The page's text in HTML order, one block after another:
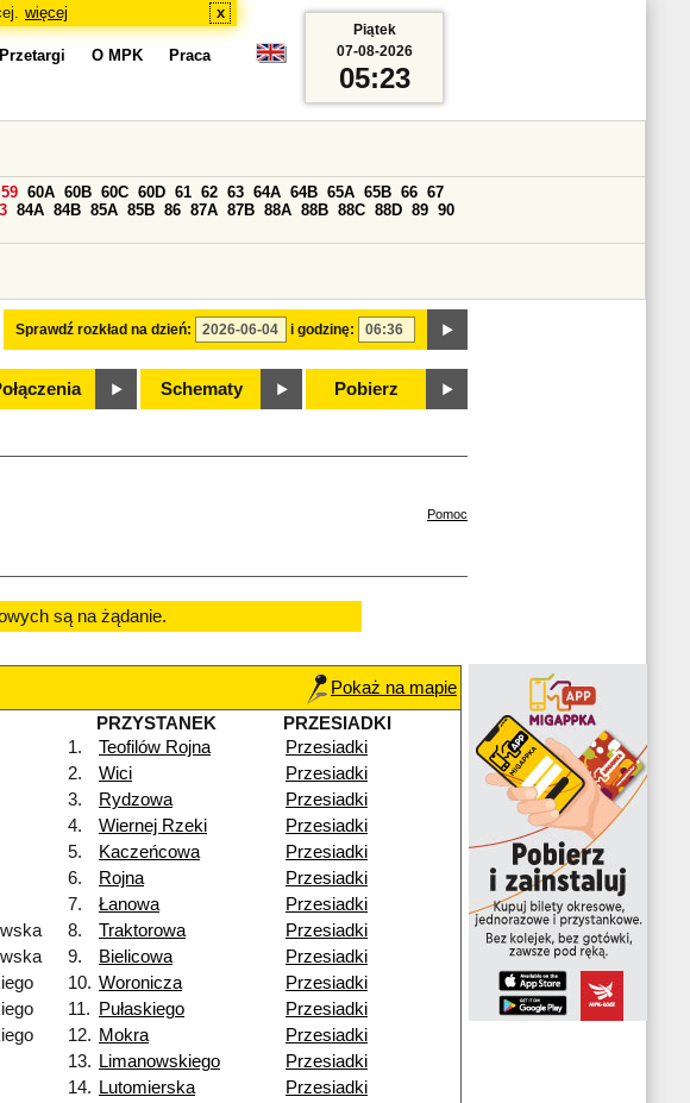
więcej x
Przetargi O MPK Praca
Sprawdź rozkład na dzień: i godzinę:
59 60A 60B 60C 60D 61 62 63 64A 64B 65A 65B 66 67
84A 84B 85A 85B 86 87A 87B 88A 88B 88C 88D 89 90
Schematy Pobierz
Piątek
07-08-2026
05:23
Pomoc
są na żądanie.
Pokaż na mapie
PRZYSTANEK
PRZESIADKI
1.
Teofilów Rojna
Przesiadki
2. Wici
Przesiadki
3. Rydzowa
Przesiadki
4. Wiernej Rzeki
Przesiadki
5. Kaczeńcowa
Przesiadki
6.
Rojna
Przesiadki
7. Łanowa
Przesiadki
8. Traktorowa
Przesiadki
9. Bielicowa
Przesiadki
10. Woronicza
Przesiadki
11. Pułaskiego
Przesiadki
12. Mokra
Przesiadki
13. Limanowskiego
Przesiadki
14. Lutomierska
Przesiadki